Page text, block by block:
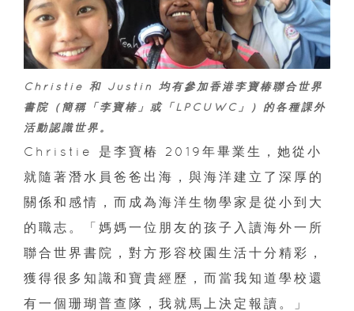
Christie 和 Justin 均有參加香港李寶椿聯合世界
書院（簡稱「李寶椿」或「LPCUWC」）的各種課外
活動認識世界。
Christie 是李寶椿 2019年畢業生，她從小
就隨著潛水員爸爸出海，與海洋建立了深厚的
關係和感情，而成為海洋生物學家是從小到大
的職志。「媽媽一位朋友的孩子入讀海外一所
聯合世界書院，對方形容校園生活十分精彩，
獲得很多知識和寶貴經歷，而當我知道學校還
有一個珊瑚普查隊，我就馬上決定報讀。」